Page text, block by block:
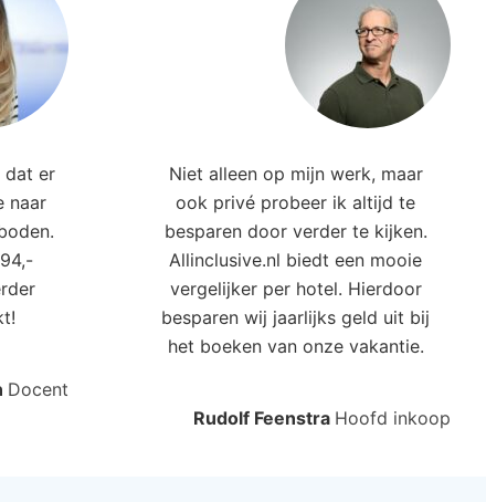
dat er
naar
Docent
Niet alleen op mijn werk, maar
ook privé probeer ik altijd te
besparen door verder te kijken.
Allinclusive.nl biedt een mooie
vergelijker per hotel. Hierdoor
besparen wij jaarlijks geld uit bij
het boeken van onze vakantie.
Rudolf Feenstra Hoofd inkoop